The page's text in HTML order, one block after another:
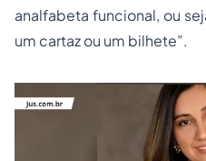
analfabeta funcional, ou
um cartaz ou um bilhete”.